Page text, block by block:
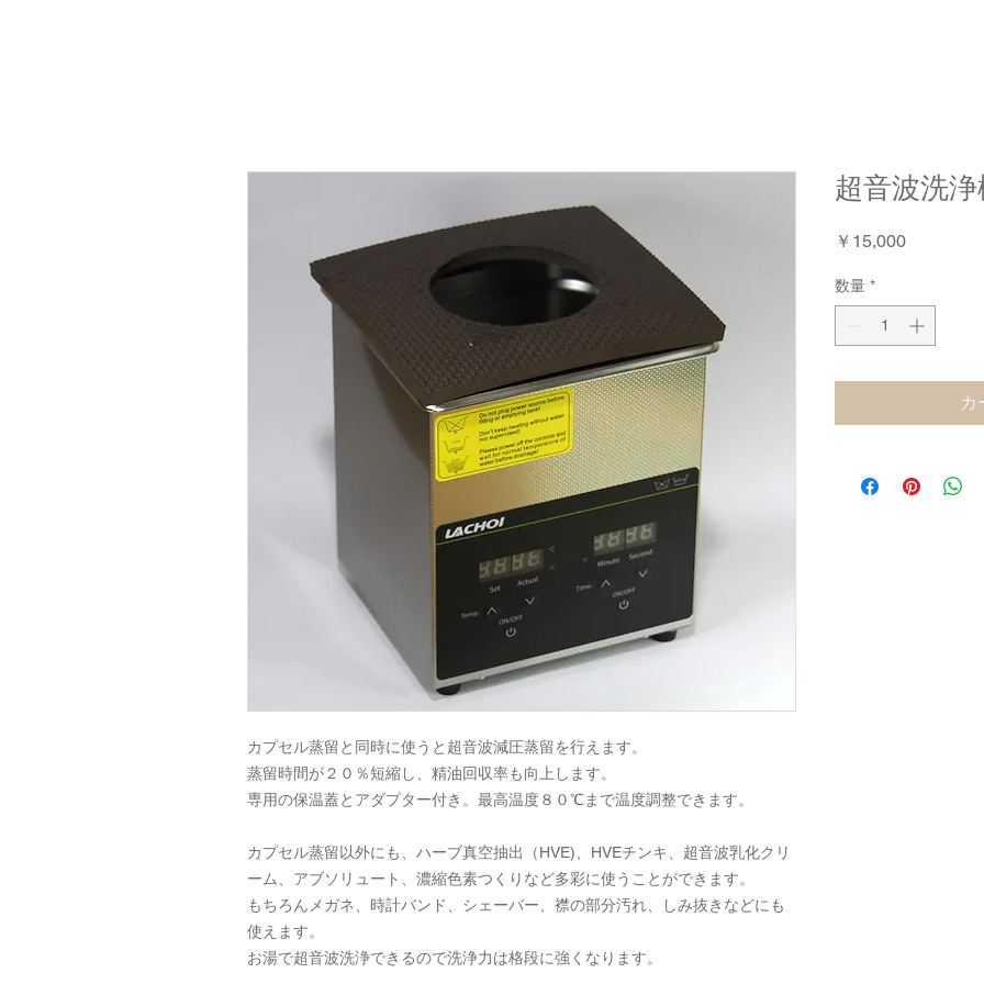
カプセル蒸留と同時に使うと超音波減圧蒸留を行えます。
蒸留時間が２０％短縮し、精油回収率も向上します。
専用の保温蓋とアダプター付き。最高温度８０℃まで温度調整できます。
カプセル蒸留以外にも、ハーブ真空抽出（HVE)、HVEチンキ、超音波乳化クリ
ーム、アブソリュート、濃縮色素つくりなど多彩に使うことができます。
もちろんメガネ、時計バンド、シェーバー、襟の部分汚れ、しみ抜きなどにも
使えます。
お湯で超音波洗浄できるので洗浄力は格段に強くなります。
超音波洗浄
￥15,000価
数量 *
カ